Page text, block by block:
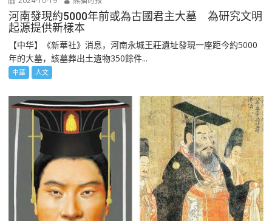
河南發現約5000年前或為古國君主大墓 為研究文明
起源提供新樣本
【中华】《新華社》消息，河南永城王莊遺址發現一座距今約5000
年的大墓，該墓葬出土遺物350餘件...
中華 人文